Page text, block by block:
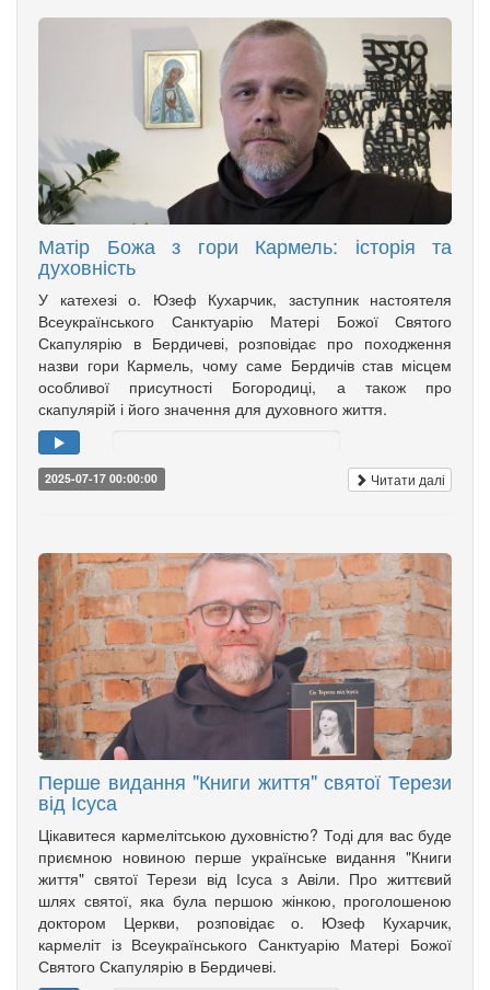
Матір Божа з гори Кармель: історія та
духовність
У катехезі о. Юзеф Кухарчик, заступник настоятеля
Всеукраїнського Санктуарію Матері Божої Святого
Скапулярію в Бердичеві, розповідає про походження
назви гори Кармель, чому саме Бердичів став місцем
особливої присутності Богородиці, а також про
скапулярій і його значення для духовного життя.
2025-07-17 00:00:00 Читати далі
Перше видання "Книги життя" святої Терези
від Ісуса
Цікавитеся кармелітською духовністю? Тоді для вас буде
приємною новиною перше українське видання "Книги
життя" святої Терези від Ісуса з Авіли. Про життєвий
шлях святої, яка була першою жінкою, проголошеною
доктором Церкви, розповідає о. Юзеф Кухарчик,
кармеліт із Всеукраїнського Санктуарію Матері Божої
Святого Скапулярію в Бердичеві.